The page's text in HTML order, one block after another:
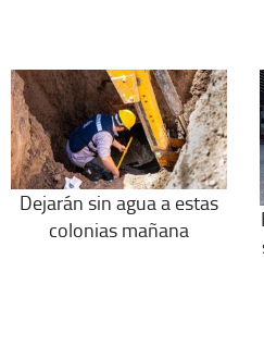
Dejarán sin agua a estas
colonias mañana